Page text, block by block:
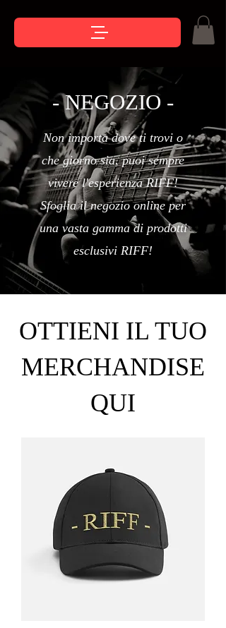
- NEGOZIO -
Non importa dove ti trovi o
che giorno sia, puoi sempre
vivere l'esperienza RIFF!
Sfoglia il negozio online per
una vasta gamma di prodotti
esclusivi RIFF!
OTTIENI IL TUO
MERCHANDISE
QUI